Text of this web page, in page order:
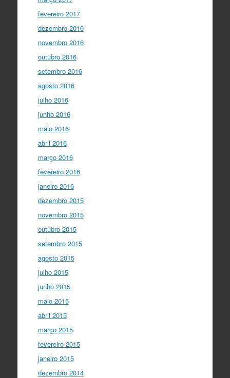
fevereiro 2017
dezembro 2016
novembro 2016
outubro 2016
setembro 2016
agosto 2016
julho 2016
junho 2016
maio 2016
abril 2016
março 2016
fevereiro 2016
janeiro 2016
dezembro 2015
novembro 2015
outubro 2015
setembro 2015
agosto 2015
julho 2015
junho 2015
maio 2015
abril 2015
março 2015
fevereiro 2015
janeiro 2015
dezembro 2014